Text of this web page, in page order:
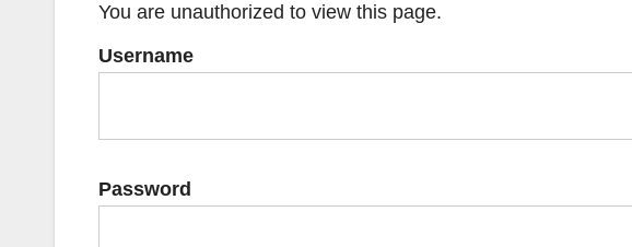
You are unauthorized to view this page.
Username
Password